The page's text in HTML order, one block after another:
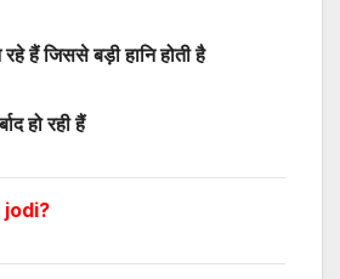
हैं जिससे बड़ी हानि होती है
हो रही हैं